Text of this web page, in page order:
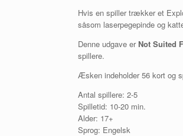
Hvis en spiller trækker et
såsom laserpegepinde og
Denne udgave er Not Suited
spillere.
Æsken indeholder 56 kort og
Antal spillere: 2-5
Spilletid: 10-20 min.
Alder: 17+
Sprog: Engelsk